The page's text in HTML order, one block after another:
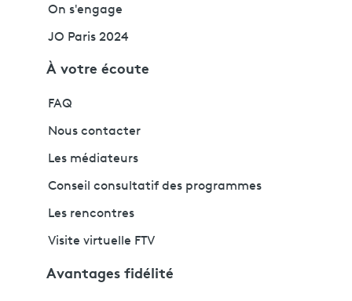
On s'engage
JO Paris 2024
À votre écoute
FAQ
Nous contacter
Les médiateurs
Conseil consultatif des programmes
Les rencontres
Visite virtuelle FTV
Avantages fidélité